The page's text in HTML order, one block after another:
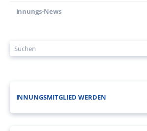
Innungs-News
INNUNGSMITGLIED WERDEN